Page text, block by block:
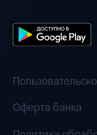
Оферта банка